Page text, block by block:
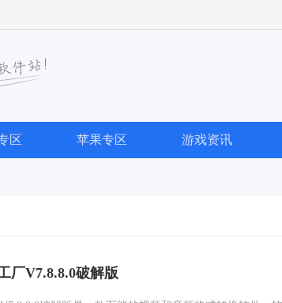
区 苹果专区 游戏资讯
厂V7.8.8.0破解版